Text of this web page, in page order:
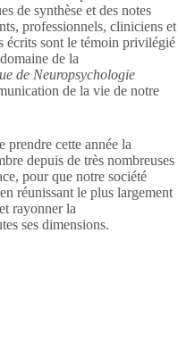
de synthèse et des notes
professionnels, cliniciens et
écrits sont le témoin privilégié
de la
de Neuropsychologie
de la vie de notre
prendre cette année la
depuis de très nombreuses
pour que notre société
réunissant le plus largement
rayonner la
ses dimensions.